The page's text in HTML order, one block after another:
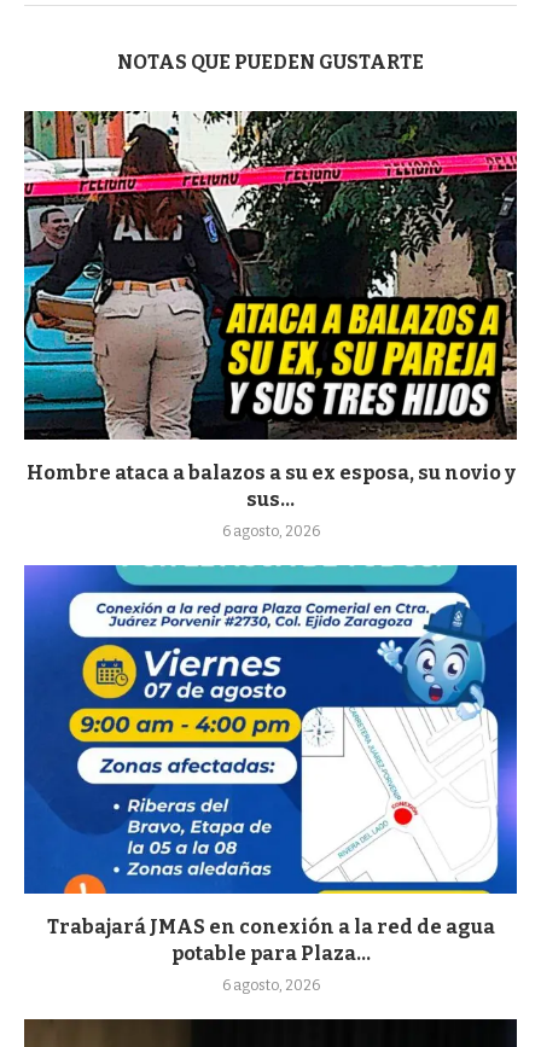
NOTAS QUE PUEDEN GUSTARTE
Hombre ataca a balazos a su ex esposa, su novio y
sus...
6 agosto, 2026
Trabajará JMAS en conexión a la red de agua
potable para Plaza...
6 agosto, 2026